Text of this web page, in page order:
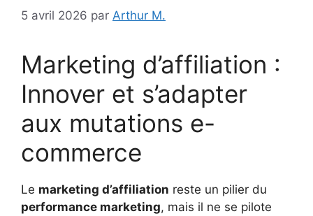
5 avril 2026 par Arthur M.
Marketing d’affiliation :
Innover et s’adapter
aux mutations e-
commerce
Le marketing d’affiliation reste un pilier du
performance marketing, mais il ne se pilote